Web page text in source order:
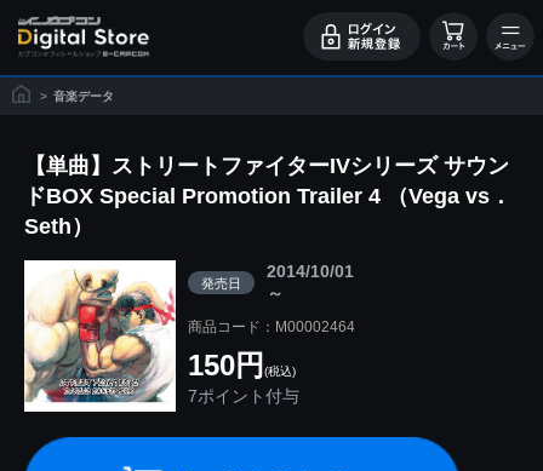
> 音楽データ
【単曲】ストリートファイターIVシリーズ サウン
ドBOX Special Promotion Trailer 4 （Vega vs．
Seth）
発売日
2014/10/01
～
商品コード：M00002464
150円 (税込)
7ポイント付与